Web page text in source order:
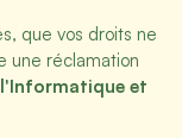
que vos droits ne
une réclamation
et